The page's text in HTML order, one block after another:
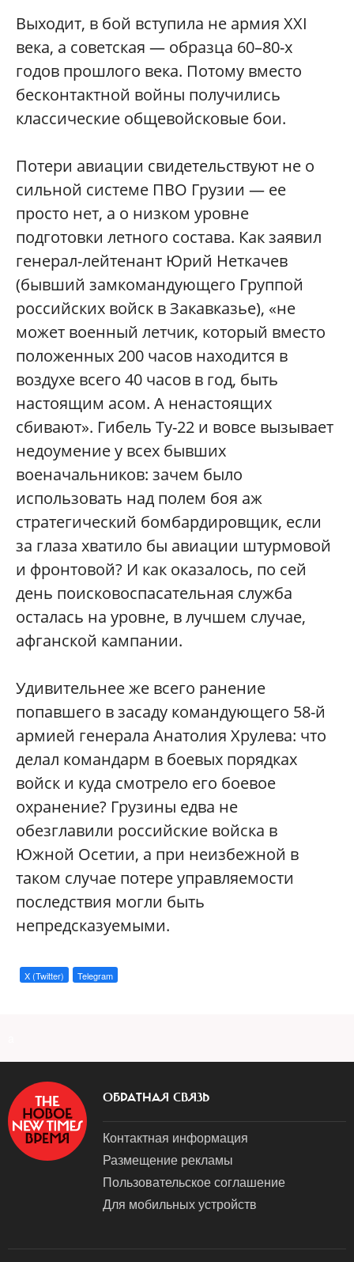
Выходит, в бой вступила не армия XXI
века, а советская — образца 60–80-х
годов прошлого века. Потому вместо
бесконтактной войны получились
классические общевойсковые бои.
Потери авиации свидетельствуют не о
сильной системе ПВО Грузии — ее
просто нет, а о низком уровне
подготовки летного состава. Как заявил
генерал-лейтенант Юрий Неткачев
(бывший замкомандующего Группой
российских войск в Закавказье), «не
может военный летчик, который вместо
положенных 200 часов находится в
воздухе всего 40 часов в год, быть
настоящим асом. А ненастоящих
сбивают». Гибель Ту-22 и вовсе вызывает
недоумение у всех бывших
военачальников: зачем было
использовать над полем боя аж
стратегический бомбардировщик, если
за глаза хватило бы авиации штурмовой
и фронтовой? И как оказалось, по сей
день поисковоспасательная служба
осталась на уровне, в лучшем случае,
афганской кампании.
Удивительнее же всего ранение
попавшего в засаду командующего 58-й
армией генерала Анатолия Хрулева: что
делал командарм в боевых порядках
войск и куда смотрело его боевое
охранение? Грузины едва не
обезглавили российские войска в
Южной Осетии, а при неизбежной в
таком случае потере управляемости
последствия могли быть
непредсказуемыми.
X (Twitter) Telegram
ОБРАТНАЯ СВЯЗЬ
Контактная информация
Размещение рекламы
Пользовательское соглашение
Для мобильных устройств